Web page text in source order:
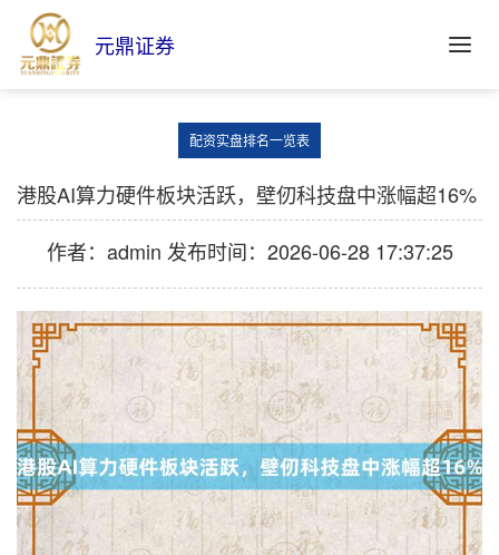
元鼎证券
配资实盘排名一览表
港股AI算力硬件板块活跃，壁仞科技盘中涨幅超16%
作者：admin 发布时间：2026-06-28 17:37:25